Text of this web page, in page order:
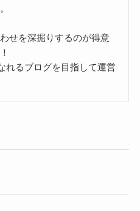
せを深掘りするのが得意
れるブログを目指して運営